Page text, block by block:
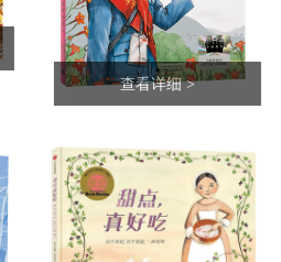
查看详细 >